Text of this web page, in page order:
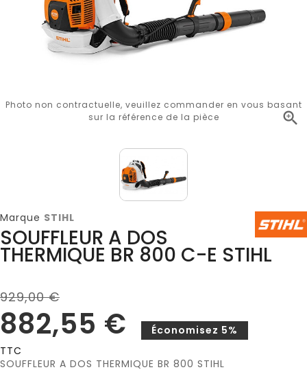

Photo non contractuelle, veuillez commander en vous basant
sur la référence de la pièce
Marque STIHL
SOUFFLEUR A DOS
THERMIQUE BR 800 C-E STIHL
929,00 €
882,55 €
Économisez 5%
TTC
SOUFFLEUR A DOS THERMIQUE BR 800 STIHL